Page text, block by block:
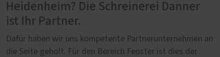
Heidenheim? Die Schreinerei Danner
ist Ihr Partner.
Dafür haben wir uns kompetente Partnerunternehmen an
die Seite geholt. Für den Bereich Fenster ist dies der